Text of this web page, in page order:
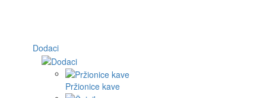
Dodaci
Pržionice kave